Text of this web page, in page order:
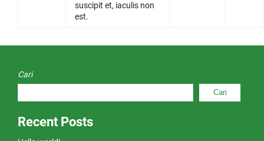
suscipit et, iaculis non
est.
Cari
Cari
Recent Posts